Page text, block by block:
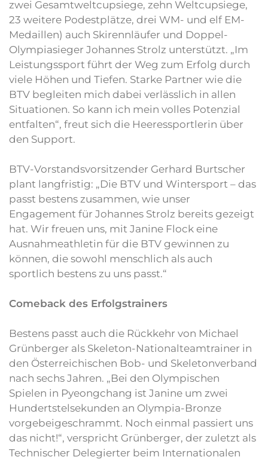
zwei Gesamtweltcupsiege, zehn Weltcupsiege,
23 weitere Podestplätze, drei WM- und elf EM-
Medaillen) auch Skirennläufer und Doppel-
Olympiasieger Johannes Strolz unterstützt. „Im
Leistungssport führt der Weg zum Erfolg durch
viele Höhen und Tiefen. Starke Partner wie die
BTV begleiten mich dabei verlässlich in allen
Situationen. So kann ich mein volles Potenzial
entfalten“, freut sich die Heeressportlerin über
den Support.
BTV-Vorstandsvorsitzender Gerhard Burtscher
plant langfristig: „Die BTV und Wintersport – das
passt bestens zusammen, wie unser
Engagement für Johannes Strolz bereits gezeigt
hat. Wir freuen uns, mit Janine Flock eine
Ausnahmeathletin für die BTV gewinnen zu
können, die sowohl menschlich als auch
sportlich bestens zu uns passt.“
Comeback des Erfolgstrainers
Bestens passt auch die Rückkehr von Michael
Grünberger als Skeleton-Nationalteamtrainer in
den Österreichischen Bob- und Skeletonverband
nach sechs Jahren. „Bei den Olympischen
Spielen in Pyeongchang ist Janine um zwei
Hundertstelsekunden an Olympia-Bronze
vorgebeigeschrammt. Noch einmal passiert uns
das nicht!“, verspricht Grünberger, der zuletzt als
Technischer Delegierter beim Internationalen